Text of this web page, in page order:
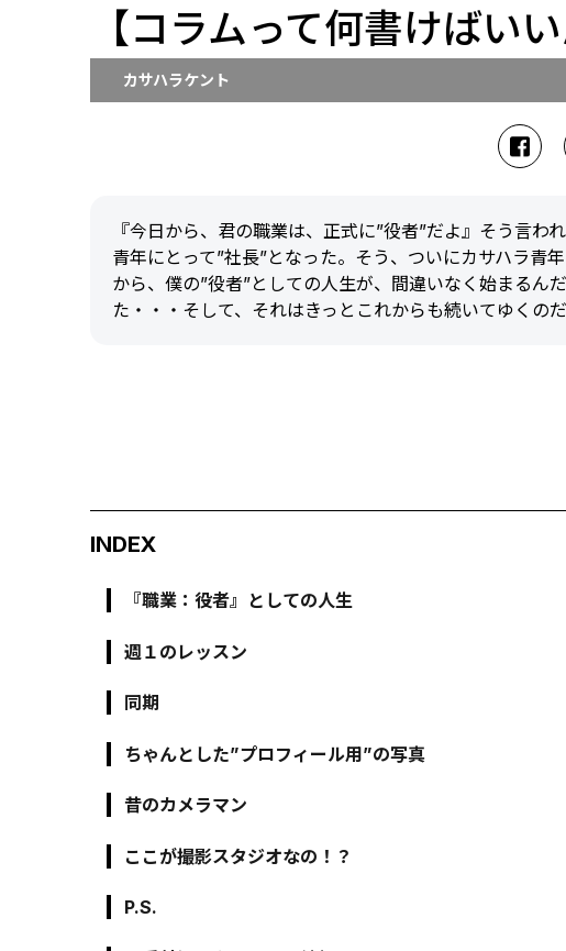
【コラムって何書けばい
カサハラケント
『今日から、君の職業は、正式に”役者”だよ』そう言
青年にとって”社長”となった。そう、ついにカサハラ青
から、僕の”役者”としての人生が、間違いなく始まるん
た・・・そして、それはきっとこれからも続いてゆくのだ
INDEX
『職業：役者』としての人生
週１のレッスン
同期
ちゃんとした”プロフィール用”の写真
昔のカメラマン
ここが撮影スタジオなの！？
P.S.